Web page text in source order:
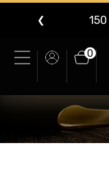
❯
0